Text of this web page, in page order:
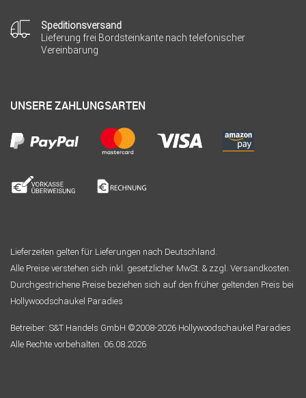
Speditionsversand
Lieferung frei Bordsteinkante nach telefonischer
Vereinbarung
UNSERE ZAHLUNGSARTEN
Lieferzeiten gelten für Lieferungen nach Deutschland.
Alle Preise verstehen sich inkl. gesetzlicher MwSt. & zzgl. Versandkosten.
Durchgestrichene Preise beziehen sich auf den früher geltenden Preis bei
Hollywoodschaukel Paradies
Betreiber: S&T Handels GmbH ©2008-2026 Hollywoodschaukel Paradies
Alle Rechte vorbehalten. 06.08.2026